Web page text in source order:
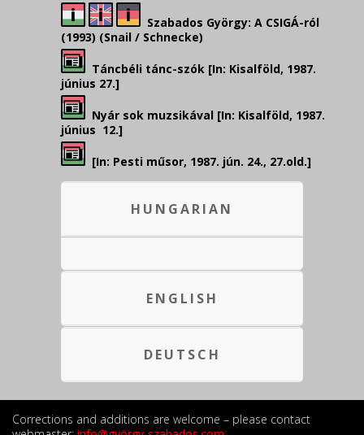
Szabados György: A CSIGÁ-ról
(1993) (Snail / Schnecke)
Táncbéli tánc-szók [In: Kisalföld, 1987.
június 27.]
Nyár sok muzsikával [In: Kisalföld, 1987.
június 12.]
[In: Pesti műsor, 1987. jún. 24., 27.old.]
HUNGARIAN
ENGLISH
DEUTSCH
Corrections and additions are welcome – please contact